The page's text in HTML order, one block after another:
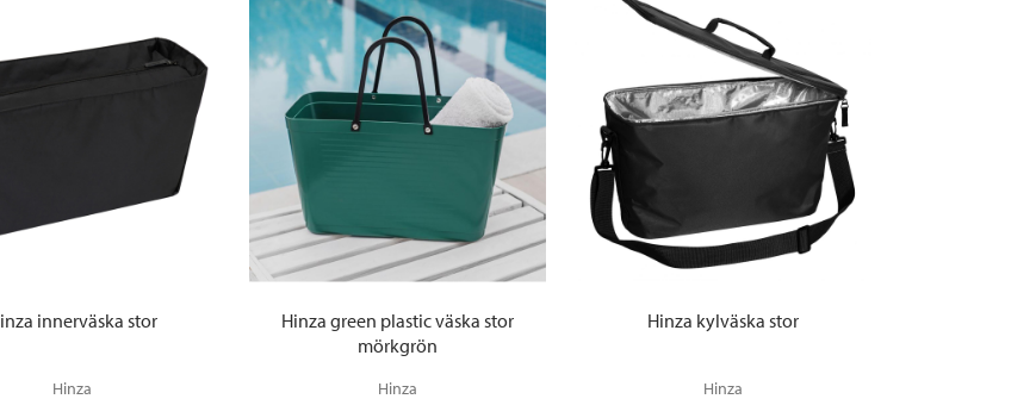
innerväska stor
Hinza
Hinza green plastic väska stor
mörkgrön
Hinza
Hinza kylväska stor
Hinza